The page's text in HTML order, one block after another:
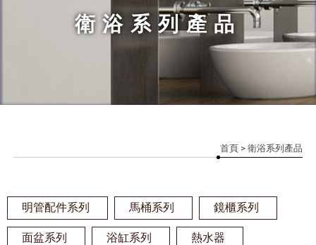
衛浴系列產品
首頁 > 衛浴系列產品
明管配件系列 馬桶系列 鏡櫃系列
面盆系列 浴缸系列 熱水器